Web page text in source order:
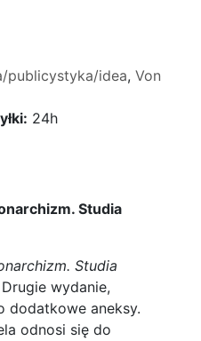
publicystyka/idea, Von
24h
Studia
Studia
wydanie,
dodatkowe aneksy.
odnosi się do